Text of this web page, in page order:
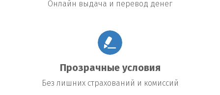
Онлайн выдача и перевод денег
Прозрачные условия
Без лишних страхований и комиссий